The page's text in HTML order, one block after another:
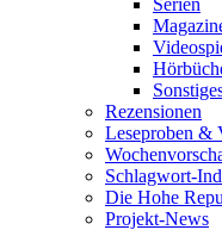
Serien
Rezensionen
Leseproben &
Schlagwort-
Die Hohe
Projekt-News